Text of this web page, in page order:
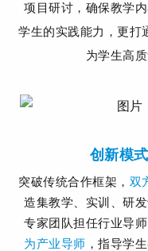
项目研讨，确保教学
学生的实践能力，更打
为学生高
创新模
突破传统合作框架， 双
造集教学、实训、研
专家团队担任行业导师
为产业导师 ，指导学